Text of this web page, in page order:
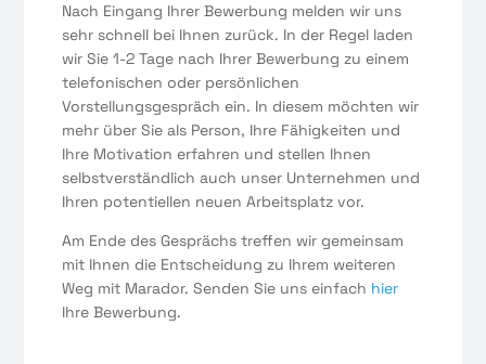
Nach Eingang Ihrer Bewerbung melden wir uns
sehr schnell bei Ihnen zurück. In der Regel laden
wir Sie 1-2 Tage nach Ihrer Bewerbung zu einem
telefonischen oder persönlichen
Vorstellungsgespräch ein. In diesem möchten wir
mehr über Sie als Person, Ihre Fähigkeiten und
Ihre Motivation erfahren und stellen Ihnen
selbstverständlich auch unser Unternehmen und
Ihren potentiellen neuen Arbeitsplatz vor.
Am Ende des Gesprächs treffen wir gemeinsam
mit Ihnen die Entscheidung zu Ihrem weiteren
Weg mit Marador. Senden Sie uns einfach hier
Ihre Bewerbung.